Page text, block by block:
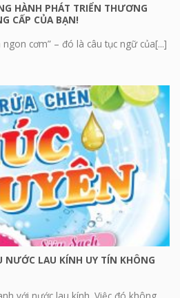
HÀNH PHÁT TRIỂN THƯƠNG
CẤP CỦA BẠN!
cơm” – đó là câu tục ngữ của[...]
NƯỚC LAU KÍNH UY TÍN KHÔNG
với nước lau kính. Việc đó không